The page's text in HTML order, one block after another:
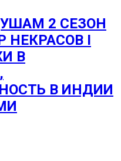
2 СЕЗОН
НЕКРАСОВ I
В
В ИНДИИ